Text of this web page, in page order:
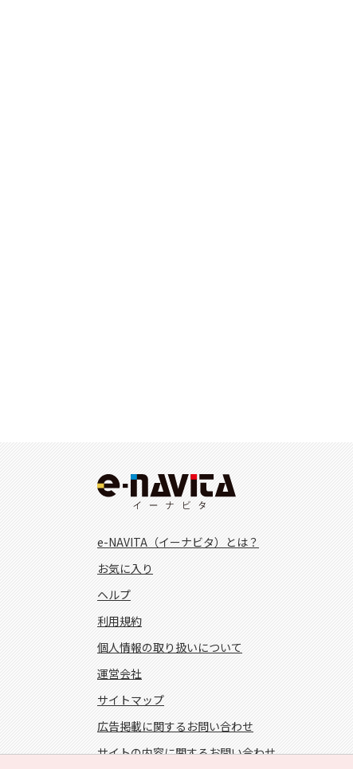
e-NAVITA（イーナビタ）とは？
お気に入り
ヘルプ
利用規約
個人情報の取り扱いについて
運営会社
サイトマップ
広告掲載に関するお問い合わせ
サイトの内容に関するお問い合わせ